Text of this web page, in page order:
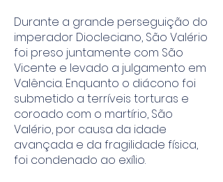
Durante a grande perseguição do
imperador Diocleciano, São Valério
foi preso juntamente com São
Vicente e levado a julgamento em
Valência. Enquanto o diácono foi
submetido a terríveis torturas e
coroado com o martírio, São
Valério, por causa da idade
avançada e da fragilidade física,
foi condenado ao exílio.